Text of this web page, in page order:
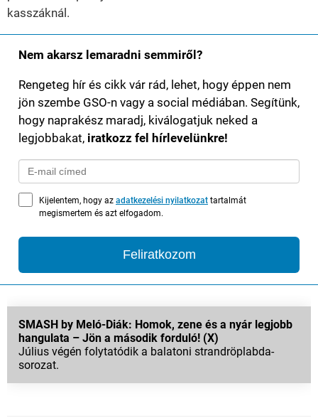
kasszáknál.
Nem akarsz lemaradni semmiről?
Rengeteg hír és cikk vár rád, lehet, hogy éppen nem
jön szembe GSO-n vagy a social médiában. Segítünk,
hogy naprakész maradj, kiválogatjuk neked a
legjobbakat, iratkozz fel hírlevelünkre!
Kijelentem, hogy az adatkezelési nyilatkozat tartalmát
megismertem és azt elfogadom.
Feliratkozom
SMASH by Meló-Diák: Homok, zene és a nyár legjobb
hangulata – Jön a második forduló! (X)
Július végén folytatódik a balatoni strandröplabda-
sorozat.